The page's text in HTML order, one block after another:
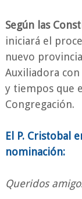
Según las
iniciará el
nuevo
Auxiliadora con
y tiempos que
Congregación.
El P. Cristobal
nominación:
Queridos